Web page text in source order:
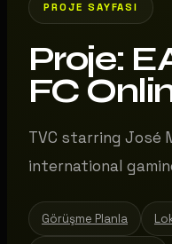
PROJE SAYFASI
Proje:
FC
TVC starring José
international
Görüşme Planla